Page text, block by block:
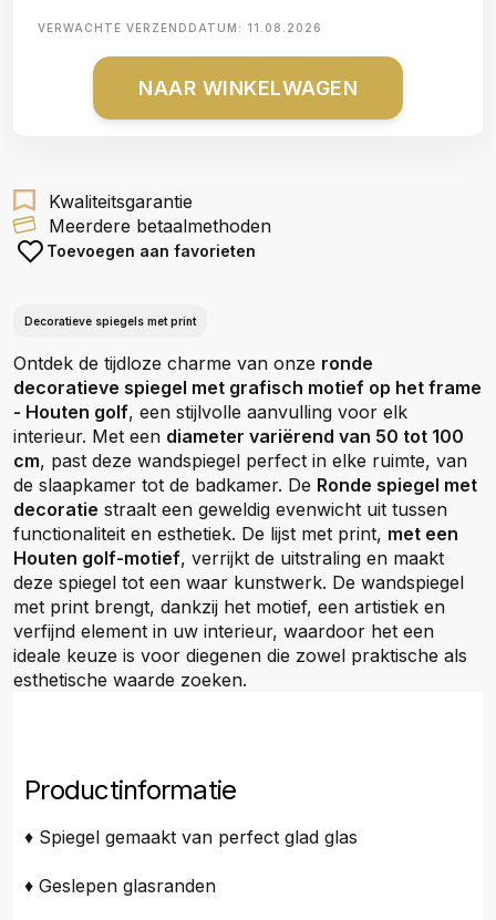
VERWACHTE VERZENDDATUM: 11.08.2026
NAAR WINKELWAGEN
Kwaliteitsgarantie
Meerdere betaalmethoden
Toevoegen aan favorieten
Decoratieve spiegels met print
Ontdek de tijdloze charme van onze ronde
decoratieve spiegel met grafisch motief op het frame
- Houten golf, een stijlvolle aanvulling voor elk
interieur. Met een diameter variërend van 50 tot 100
cm, past deze wandspiegel perfect in elke ruimte, van
de slaapkamer tot de badkamer. De Ronde spiegel met
decoratie straalt een geweldig evenwicht uit tussen
functionaliteit en esthetiek. De lijst met print, met een
Houten golf-motief, verrijkt de uitstraling en maakt
deze spiegel tot een waar kunstwerk. De wandspiegel
met print brengt, dankzij het motief, een artistiek en
verfijnd element in uw interieur, waardoor het een
ideale keuze is voor diegenen die zowel praktische als
esthetische waarde zoeken.
Productinformatie
♦ Spiegel gemaakt van perfect glad glas
♦ Geslepen glasranden